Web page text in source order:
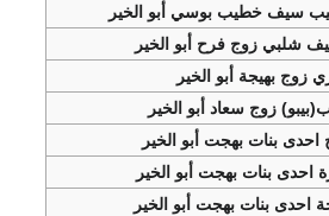
سيف خطيب بوسي أبو الخير
زوج فرح أبو الخير
بهيجة أبو الخير
زوج سعاد أبو الخير
بنات بهجت أبو الخير
بنات بهجت أبو الخير
بنات بهجت أبو الخير